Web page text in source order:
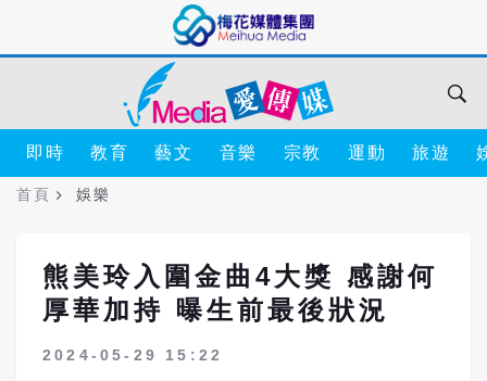
即時 教育 藝文 音樂 宗教 運動 旅遊
首頁 娛樂
熊美玲入圍金曲4大獎 感謝何
厚華加持 曝生前最後狀況
2024-05-29 15:22